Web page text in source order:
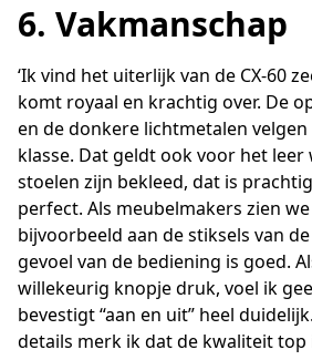
6. Vakmanschap
‘Ik vind het uiterlijk van de CX-60
komt royaal en krachtig over. De
en de donkere lichtmetalen
klasse. Dat geldt ook voor het leer
stoelen zijn bekleed, dat is
perfect. Als meubelmakers zien
bijvoorbeeld aan de stiksels van
gevoel van de bediening is goed.
willekeurig knopje druk, voel ik
bevestigt “aan en uit” heel
details merk ik dat de kwaliteit top